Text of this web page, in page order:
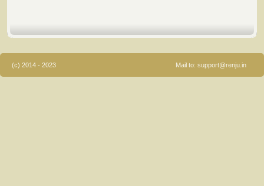
(c) 2014 - 2023 Mail to: support@renju.in